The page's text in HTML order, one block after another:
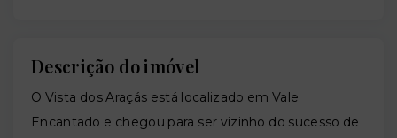
Descrição do imóvel
O Vista dos Araçás está localizado em Vale
Encantado e chegou para ser vizinho do sucesso de